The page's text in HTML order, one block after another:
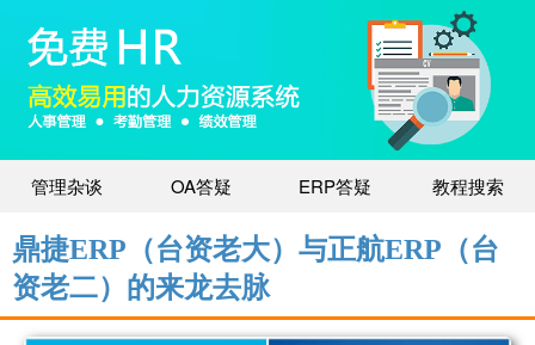
管理杂谈 OA答疑 ERP答疑 教程搜索
鼎捷ERP（台资老大）与正航ERP（台
资老二）的来龙去脉